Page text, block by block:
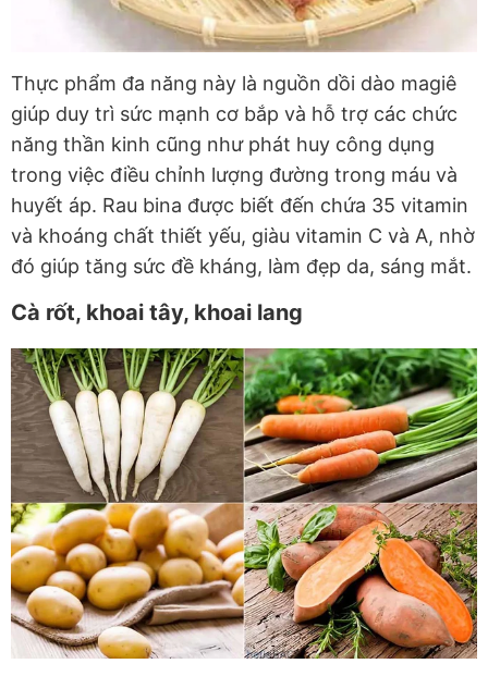
Thực phẩm đa năng này là nguồn dồi dào magiê
giúp duy trì sức mạnh cơ bắp và hỗ trợ các chức
năng thần kinh cũng như phát huy công dụng
trong việc điều chỉnh lượng đường trong máu và
huyết áp. Rau bina được biết đến chứa 35 vitamin
và khoáng chất thiết yếu, giàu vitamin C và A, nhờ
đó giúp tăng sức đề kháng, làm đẹp da, sáng mắt.
Cà rốt, khoai tây, khoai lang